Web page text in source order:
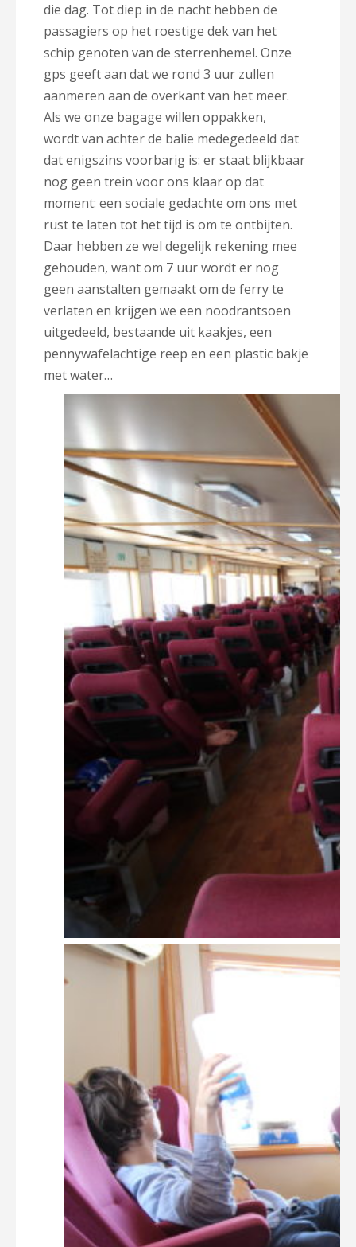
die dag. Tot diep in de nacht hebben de
passagiers op het roestige dek van het
schip genoten van de sterrenhemel. Onze
gps geeft aan dat we rond 3 uur zullen
aanmeren aan de overkant van het meer.
Als we onze bagage willen oppakken,
wordt van achter de balie medegedeeld dat
dat enigszins voorbarig is: er staat blijkbaar
nog geen trein voor ons klaar op dat
moment: een sociale gedachte om ons met
rust te laten tot het tijd is om te ontbijten.
Daar hebben ze wel degelijk rekening mee
gehouden, want om 7 uur wordt er nog
geen aanstalten gemaakt om de ferry te
verlaten en krijgen we een noodrantsoen
uitgedeeld, bestaande uit kaakjes, een
pennywafelachtige reep en een plastic bakje
met water…